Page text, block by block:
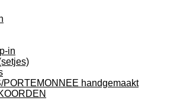
in
PORTEMONNEE handgemaakt